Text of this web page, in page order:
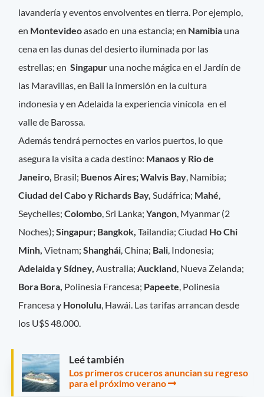
lavandería y eventos envolventes en tierra. Por ejemplo,
en Montevideoasado en una estancia; en Namibia una
cena en las dunas del desierto iluminada por las
estrellas; enSingapur una noche mágica en el Jardín de
las Maravillas, en Bali la inmersión en la cultura
indonesia y en Adelaida la experiencia vinícola en el
valle de Barossa.
Además tendrá pernoctes en varios puertos, lo que
asegura la visita a cada destino: Manaos y Rio de
Janeiro, Brasil; Buenos Aires; Walvis Bay , Namibia;
Ciudad del Cabo y Richards Bay, Sudáfrica; Mahé
Seychelles;Colombo , Sri Lanka;Yangon , Myanmar (2
Noches);Singapur; Bangkok, Tailandia; Ciudad Ho Chi
Minh, Vietnam;Shanghái , China; Bali , Indonesia;
Adelaida y Sídney, Australia; Auckland , Nueva Zelanda;
Bora Bora, Polinesia Francesa; Papeete , Polinesia
Francesa y Honolulu , Hawái. Las tarifas arrancan desde
los U$S 48.000.
Leé también
Los primeros cruceros anuncian su regreso
para el próximo verano